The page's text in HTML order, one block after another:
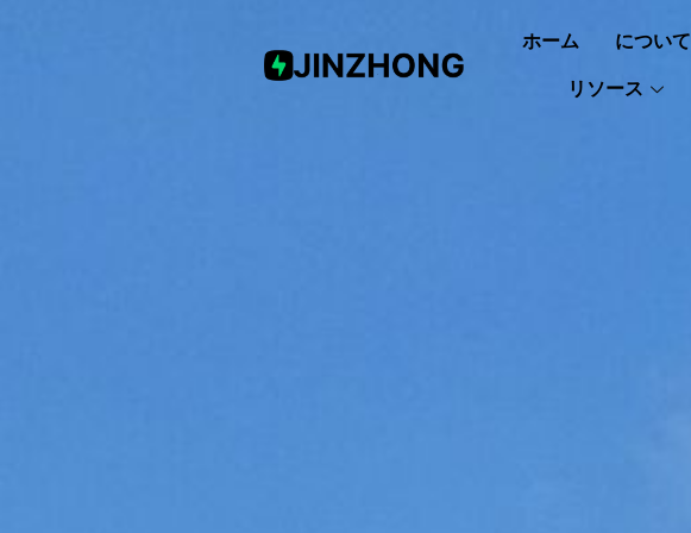
ホーム について
リソース